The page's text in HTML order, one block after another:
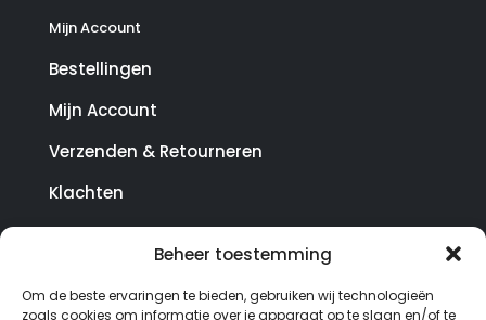
Beheer toestemming
Om de beste ervaringen te bieden, gebruiken wij technologieën
zoals cookies om informatie over je apparaat op te slaan en/of te
Mijn Account
Bestellingen
Mijn Account
Verzenden & Retourneren
Klachten
© Copyright SterrenHosting 2021-2026 - In opdracht
van Lynaly.nl